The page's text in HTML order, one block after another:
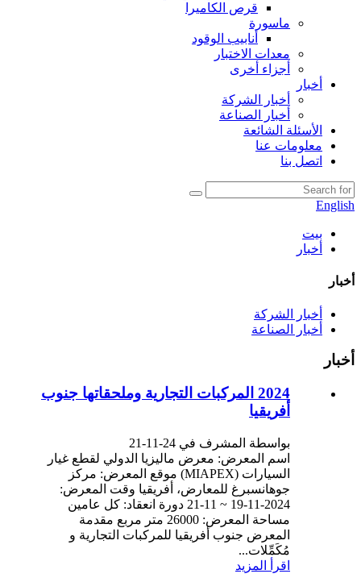
قرص الكاميرا
ماسورة
أنابيب الوقود
معدات الاختبار
أجزاء أخرى
أخبار
أخبار الشركة
أخبار الصناعة
الأسئلة الشائعة
معلومات عنا
اتصل بنا
English
بيت
أخبار
أخبار
أخبار الشركة
أخبار الصناعة
أخبار
2024 المركبات التجارية وملحقاتها جنوب
أفريقيا
بواسطة المشرف في 24-11-21
اسم المعرض: معرض ماليزيا الدولي لقطع غيار
السيارات (MIAPEX) موقع المعرض: مركز
جوهانسبرغ للمعارض، أفريقيا وقت المعرض:
2024-11-19 ~ 11-21 دورة انعقاد: كل عامين
مساحة المعرض: 26000 متر مربع مقدمة
المعرض جنوب أفريقيا للمركبات التجارية و
مُكَمِّلات...
اقرأ المزيد